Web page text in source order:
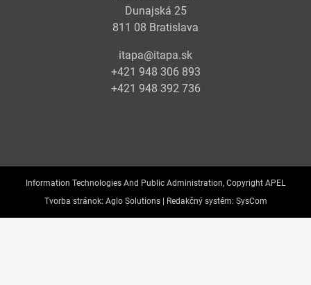
Dunajská 25
811 08 Bratislava
itapa@itapa.sk
+421 948 306 893
+421 948 392 736
Information Technologies And Public Administration, Copyright APEL
Tvorba stránok: Aglo Solutions | Redakčný systém: SysCom